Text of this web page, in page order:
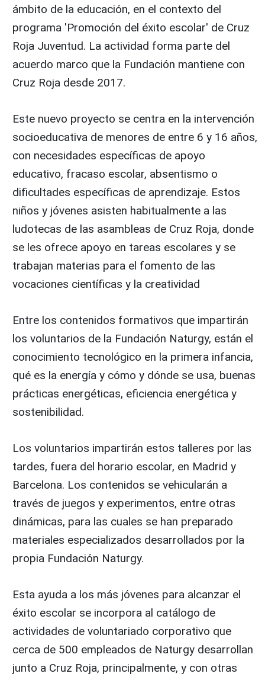
ámbito de la educación, en el contexto del
programa 'Promoción del éxito escolar' de Cruz
Roja Juventud. La actividad forma parte del
acuerdo marco que la Fundación mantiene con
Cruz Roja desde 2017.
Este nuevo proyecto se centra en la intervención
socioeducativa de menores de entre 6 y 16 años,
con necesidades específicas de apoyo
educativo, fracaso escolar, absentismo o
dificultades específicas de aprendizaje. Estos
niños y jóvenes asisten habitualmente a las
ludotecas de las asambleas de Cruz Roja, donde
se les ofrece apoyo en tareas escolares y se
trabajan materias para el fomento de las
vocaciones científicas y la creatividad
Entre los contenidos formativos que impartirán
los voluntarios de la Fundación Naturgy, están el
conocimiento tecnológico en la primera infancia,
qué es la energía y cómo y dónde se usa, buenas
prácticas energéticas, eficiencia energética y
sostenibilidad.
Los voluntarios impartirán estos talleres por las
tardes, fuera del horario escolar, en Madrid y
Barcelona. Los contenidos se vehicularán a
través de juegos y experimentos, entre otras
dinámicas, para las cuales se han preparado
materiales especializados desarrollados por la
propia Fundación Naturgy.
Esta ayuda a los más jóvenes para alcanzar el
éxito escolar se incorpora al catálogo de
actividades de voluntariado corporativo que
cerca de 500 empleados de Naturgy desarrollan
junto a Cruz Roja, principalmente, y con otras